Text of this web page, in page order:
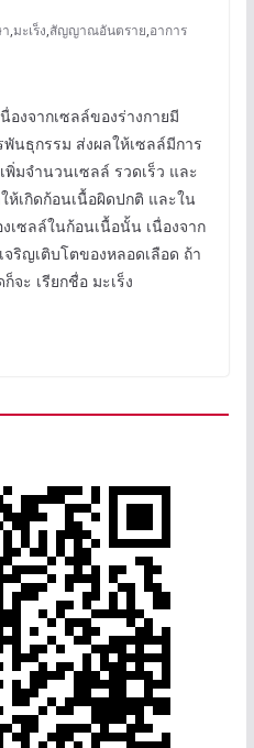
,มะเร็ง,สัญญาณอันตราย,อาการ
องจากเซลล์ของร่างกายมี
นธุกรรม ส่งผลให้เซลล์มีการ
พิ่มจำนวนเซลล์ รวดเร็ว และ
ห้เกิดก้อนเนื้อผิดปกติ และใน
เซลล์ในก้อนเนื้อนั้น เนื่องจาก
จริญเติบโตของหลอดเลือด ถ้า
จะ เรียกชื่อ มะเร็ง